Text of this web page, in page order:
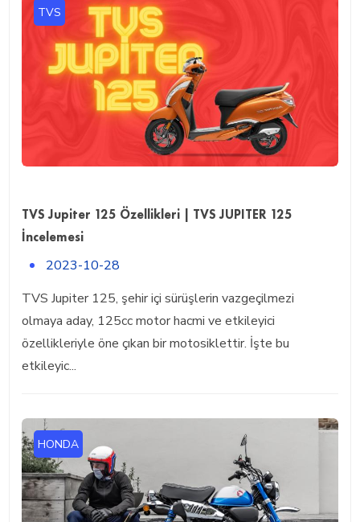
TVS
TVS Jupiter 125 Özellikleri | TVS JUPITER 125
İncelemesi
2023-10-28
TVS Jupiter 125, şehir içi sürüşlerin vazgeçilmezi
olmaya aday, 125cc motor hacmi ve etkileyici
özellikleriyle öne çıkan bir motosiklettir. İşte bu
etkileyic...
HONDA